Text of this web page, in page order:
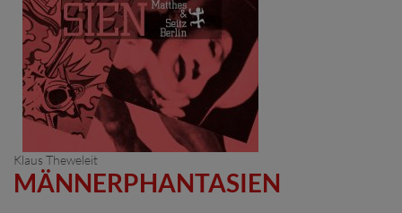
Klaus Theweleit
MÄNNERPHANTASIEN